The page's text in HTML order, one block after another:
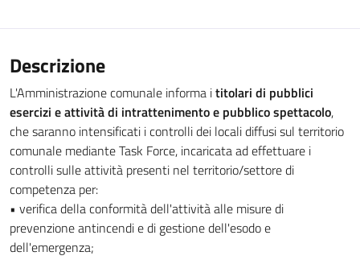
Descrizione
L'Amministrazione comunale informa ititolari di pubblici
esercizi e attività di intrattenimento e pubblico spettacolo,
che saranno intensificati i controlli dei locali diffusi sul territorio
comunale mediante Task Force, incaricata ad effettuare i
controlli sulle attività presenti nel territorio/settore di
competenza per:
• verifica della conformità dell'attività alle misure di
prevenzione antincendi e di gestione dell'esodo e
dell'emergenza;